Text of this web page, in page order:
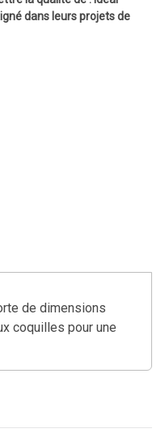
dans leurs projets de
de dimensions
coquilles pour une